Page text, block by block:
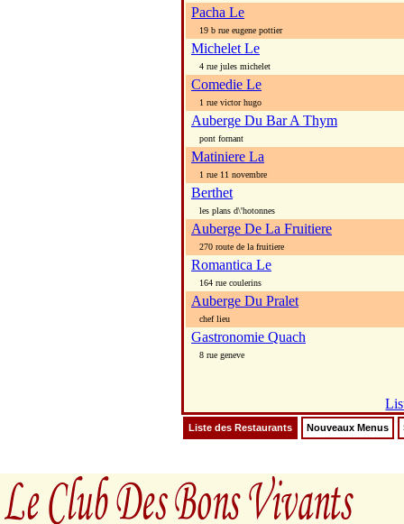
Pacha Le
19 b rue eugene pottier
Michelet Le
4 rue jules michelet
Comedie Le
1 rue victor hugo
Auberge Du Bar A Thym
pont fornant
Matiniere La
1 rue 11 novembre
Berthet
les plans d\'hotonnes
Auberge De La Fruitiere
270 route de la fruitiere
Romantica Le
164 rue coulerins
Auberge Du Pralet
chef lieu
Gastronomie Quach
8 rue geneve
Liste des Restaurants Nouveaux Menus